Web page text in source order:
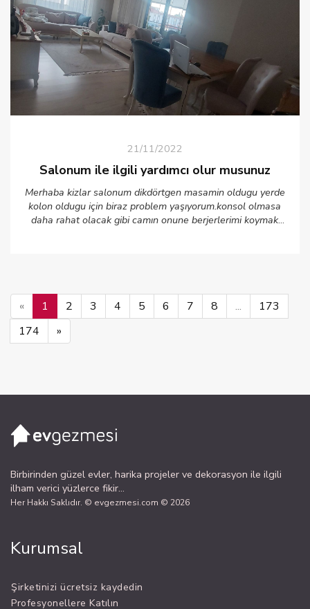
21/11/2022
Salonum ile ilgili yardımcı olur musunuz
Merhaba kizlar salonum dikdörtgen masamin oldugu yerde
kolon oldugu için biraz problem yaşıyorum.konsol olmasa
daha rahat olacak gibi camın onune berjerlerimi koymak
« 1 2 3 4 5 6 7 8 ...
173
174
»
Birbirinden güzel evler, harika projeler ve dekorasyon ile ilgili
ilham verici yüzlerce fikir...
Her Hakkı Saklıdır. © evgezmesi.com © 2026
Kurumsal
Şirketinizi ücretsiz kaydedin
Profesyonellere Katılın